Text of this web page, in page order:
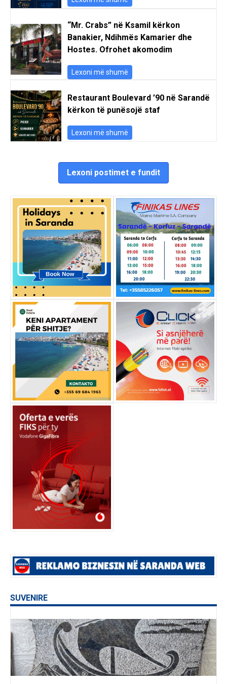
“Mr. Crabs” në Ksamil kërkon
Banakier, Ndihmës Kamarier dhe
Hostes. Ofrohet akomodim
Lexoni më shumë
Restaurant Boulevard ’90 në Sarandë
kërkon të punësojë staf
Lexoni më shumë
Lexoni postimet e fundit
SUVENIRE